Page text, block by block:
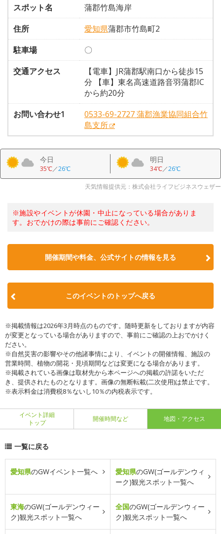
スポット名
蒲郡竹島海岸
住所
愛知県蒲郡市竹島町2
駐車場
〇
交通アクセス
【電車】JR蒲郡駅南口から徒歩15
分 【車】東名高速道路音羽蒲郡IC
から約20分
お問い合わせ1
0533-69-2727 蒲郡漁業協同組合竹
島支所
今日
35℃／26℃
明日
34℃／26℃
天気情報提供元：株式会社ライフビジネスウェザー
※施設やイベントが休園・中止になっている場合がありま
す。おでかけの際は事前にご確認ください。
開催期間や料金、公式サイトの情報を見る
このイベントのトップへ戻る
※掲載情報は2026年3月時点のものです。随時更新をしておりますが内容
が変更となっている場合がありますので、事前にご確認の上おでかけく
ださい。
※自然災害の影響やその他諸事情により、イベントの開催情報、施設の
営業時間、植物の開花・見頃期間などは変更になる場合があります。
※掲載されている画像は取材先から本ページへの掲載の許諾をいただ
き、提供されたものとなります。画像の無断転載(二次使用)は禁止です。
※表示料金は消費税8％ないし10％の内税表示です。
イベント詳細
トップ
開催時間など 地図・アクセス
一覧に戻る
愛知県のGWイベント一覧へ 愛知県のGW(ゴールデンウィ
ーク)観光スポット一覧へ
東海のGW(ゴールデンウィー
ク)観光スポット一覧へ
全国のGW(ゴールデンウィー
ク)観光スポット一覧へ